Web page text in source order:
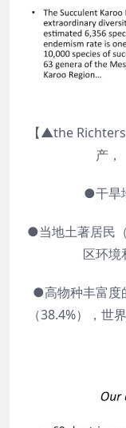
【▲the
产，
●干旱
●当地土著居民
区环境
●高物种丰富度
（38.4%），世